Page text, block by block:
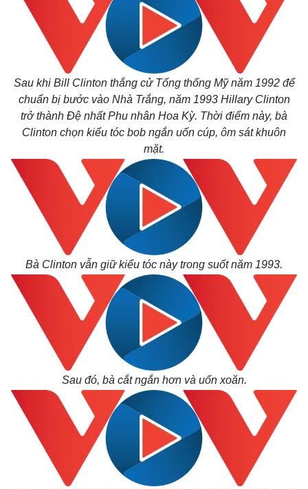
Sau khi Bill Clinton thắng cử Tổng thống Mỹ năm 1992 để
chuẩn bị bước vào Nhà Trắng, năm 1993 Hillary Clinton
trở thành Đệ nhất Phu nhân Hoa Kỳ. Thời điểm này, bà
Clinton chọn kiểu tóc bob ngắn uốn cúp, ôm sát khuôn
mặt.
Bà Clinton vẫn giữ kiểu tóc này trong suốt năm 1993.
Sau đó, bà cắt ngắn hơn và uốn xoăn.